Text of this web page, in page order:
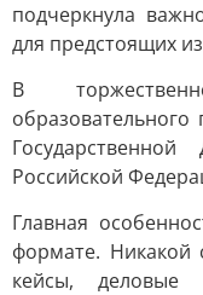
подчеркнула
для предстоящих
В
образовательного
Российской
Главная
формате.
кейсы,